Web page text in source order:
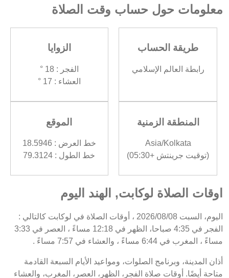
معلومات حول حساب وقت الصلاة
طريقة الحساب
رابطة العالم الإسلامي
الزوايا
الفجر : 18 °
العشاء : 17 °
المنطقة الزمنية
Asia/Kolkata
(توقيت جرينتش +05:30)
الموقع
خط العرض : 18.5946
خط الطول : 79.3124
اوقات الصلاة لوكابت, الهند اليوم
اليوم، السبت 2026/08/08 ، أوقات الصلاة في لوكابت كالتالي :
الفجر في 4:35 صباحا، الظهر في 12:18 مساءً ، العصر في 3:33
مساءً ، المغرب في 6:44 مساءً ، والعشاء في 7:57 مساءً .
أذان المدينة، وبرنامج الصلوات، ومواعيد الأيام السبعة القادمة
متاحة أيضًا. أوقات صلاة الفجر، الظهر، العصر، المغرب، والعشاء